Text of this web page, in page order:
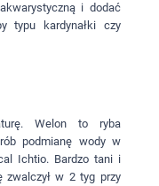
i dodać
typu kardynałki czy
Welon to ryba
podmianę wody w
Ichtio. Bardzo tani i
zwalczył w 2 tyg przy